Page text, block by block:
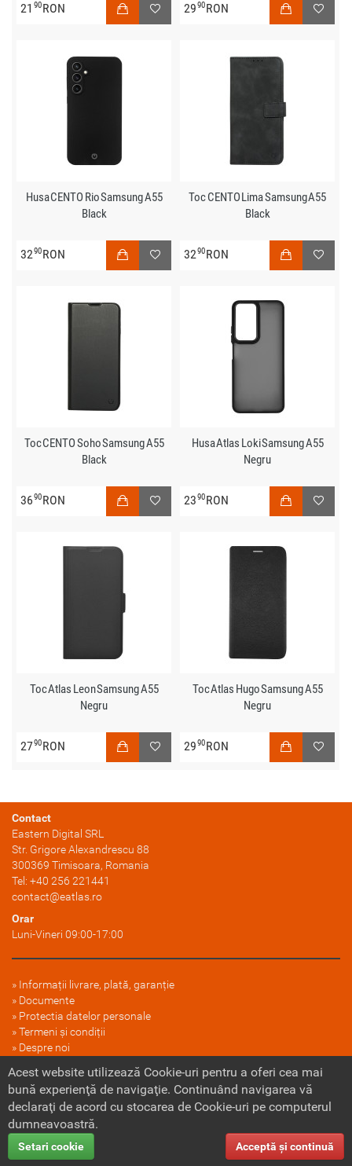
21 90RON 2990RON
Husa CENTO Rio Samsung A55
Black
3290RON
Toc CENTO Lima Samsung A55
Black
3290RON
Toc CENTO Soho Samsung A55
Black
3690RON
Husa Atlas Loki Samsung A55
Negru
2390RON
Toc Atlas Leon Samsung A55
Negru
2790RON
Toc Atlas Hugo Samsung A55
Negru
2990RON
Contact
Eastern Digital SRL
Str. Grigore Alexandrescu 88
300369 Timisoara, Romania
Tel: +40 256 221441
contact@eatlas.ro
Orar
Luni-Vineri 09:00-17:00
Informații livrare, plată, garanție
Documente
Protectia datelor personale
Termeni și condiții
Despre noi
Politica cookie
Copyright © 2026
Acest website utilizează Cookie-uri pentru a oferi cea mai
bună experienţă de navigaţie. Continuând navigarea vă
declaraţi de acord cu stocarea de Cookie-uri pe computerul
dumneavoastră.
Setari cookie Acceptă şi continuă